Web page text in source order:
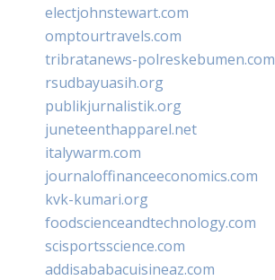
electjohnstewart.com
omptourtravels.com
tribratanews-polreskebumen.com
rsudbayuasih.org
publikjurnalistik.org
juneteenthapparel.net
italywarm.com
journaloffinanceeconomics.com
kvk-kumari.org
foodscienceandtechnology.com
scisportsscience.com
addisababacuisineaz.com